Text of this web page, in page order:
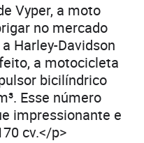
Vyper, a moto
no mercado
Harley-Davidson
a motocicleta
bicilíndrico
Esse número
impressionante e
cv.</p>